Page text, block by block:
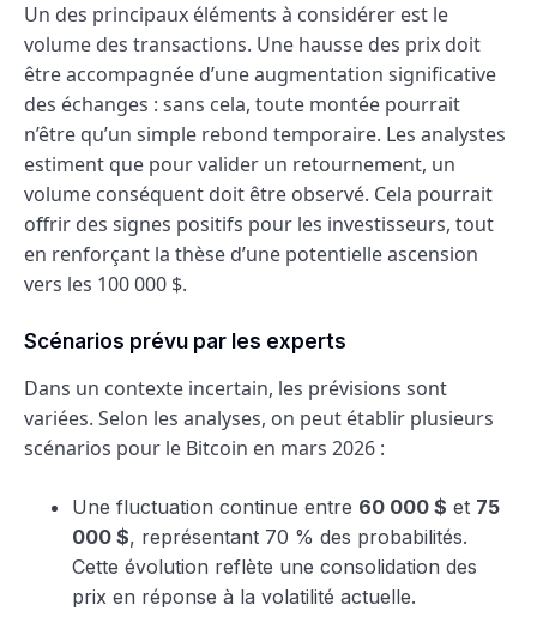
Un des principaux éléments à considérer est le
volume des transactions. Une hausse des prix doit
être accompagnée d’une augmentation significative
des échanges : sans cela, toute montée pourrait
n’être qu’un simple rebond temporaire. Les analystes
estiment que pour valider un retournement, un
volume conséquent doit être observé. Cela pourrait
offrir des signes positifs pour les investisseurs, tout
en renforçant la thèse d’une potentielle ascension
vers les 100 000 $.
Scénarios prévu par les experts
Dans un contexte incertain, les prévisions sont
variées. Selon les analyses, on peut établir plusieurs
scénarios pour le Bitcoin en mars 2026 :
Une fluctuation continue entre 60 000 $ et 75
000 $, représentant 70 % des probabilités.
Cette évolution reflète une consolidation des
prix en réponse à la volatilité actuelle.